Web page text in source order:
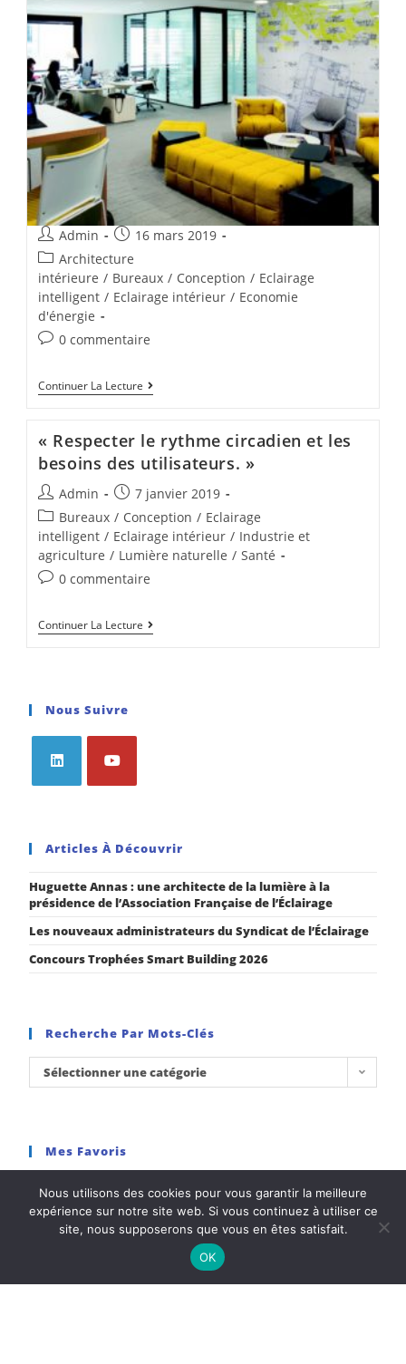
Admin
16 mars 2019
Architecture
intérieure / Bureaux / Conception / Eclairage
intelligent / Eclairage intérieur / Economie
d'énergie
0 commentaire
Continuer La Lecture
« Respecter le rythme circadien et les
besoins des utilisateurs. »
Admin
7 janvier 2019
Bureaux / Conception / Eclairage
intelligent / Eclairage intérieur / Industrie et
agriculture / Lumière naturelle / Santé
0 commentaire
Continuer La Lecture
Nous Suivre
Articles À Découvrir
Huguette Annas : une architecte de la lumière à la
présidence de l’Association Française de l’Éclairage
Les nouveaux administrateurs du Syndicat de l’Éclairage
Concours Trophées Smart Building 2026
Recherche Par Mots-Clés
Sélectionner une catégorie
Mes Favoris
Nous utilisons des cookies pour vous garantir la meilleure
expérience sur notre site web. Si vous continuez à utiliser ce
site, nous supposerons que vous en êtes satisfait.
OK